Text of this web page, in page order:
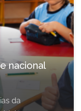
nacional
da